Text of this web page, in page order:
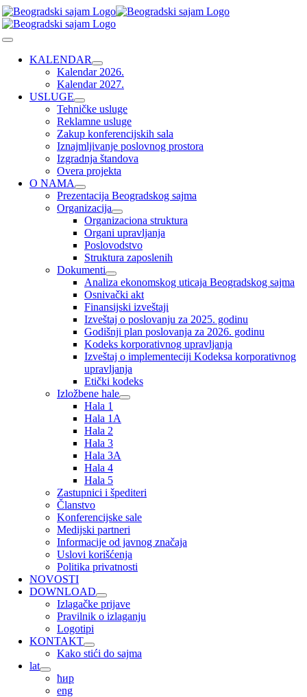
Skip
to
content
Toggle
NavigationKALENDAR
Kalendar 2026.
Kalendar 2027.
USLUGE
Tehničke usluge
Reklamne usluge
Zakup konferencijskih sala
Iznajmljivanje poslovnog prostora
Izgradnja štandova
Overa projekta
O NAMA
Prezentacija Beogradskog sajma
Organizacija
Organizaciona struktura
Organi upravljanja
Poslovodstvo
Struktura zaposlenih
Dokumenti
Analiza ekonomskog uticaja Beogradskog sajma
Osnivački akt
Finansijski izveštaji
Izveštaj o poslovanju za 2025. godinu
Godišnji plan poslovanja za 2026. godinu
Kodeks korporativnog upravljanja
Izveštaj o implementeciji Kodeksa korporativnog
upravljanja
Etički kodeks
Izložbene hale
Hala 1
Hala 1A
Hala 2
Hala 3
Hala 3A
Hala 4
Hala 5
Zastupnici i špediteri
Članstvo
Konferencijske sale
Medijski partneri
Informacije od javnog značaja
Uslovi korišćenja
Politika privatnosti
NOVOSTI
DOWNLOAD
Izlagačke prijave
Pravilnik o izlaganju
Logotipi
KONTAKT
Kako stići do sajma
lat
ћир
eng